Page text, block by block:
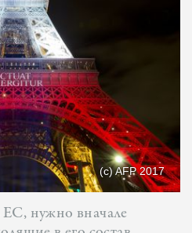
(c) AFP 2017
нужно вначале